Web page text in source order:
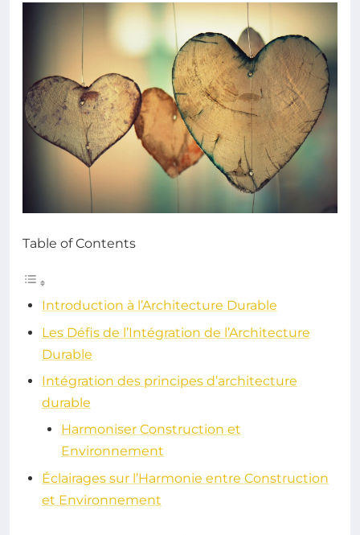
Table of Contents
Introduction à l’Architecture Durable
Les Défis de l’Intégration de l’Architecture
Durable
Intégration des principes d’architecture
durable
Harmoniser Construction et
Environnement
Éclairages sur l’Harmonie entre Construction
et Environnement